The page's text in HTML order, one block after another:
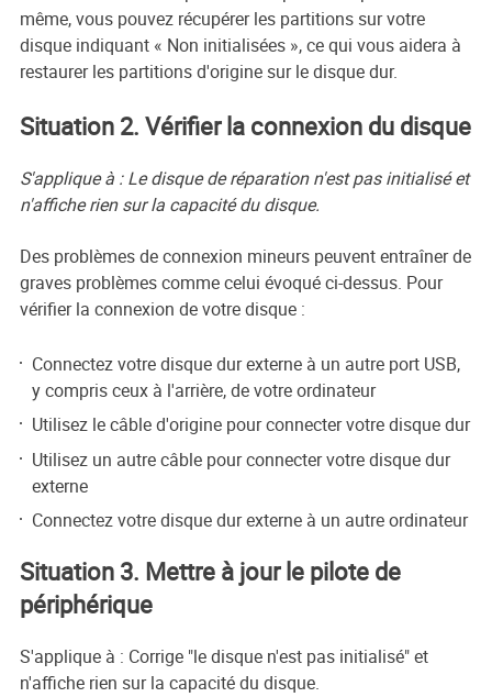
même, vous pouvez récupérer les partitions sur votre
disque indiquant « Non initialisées », ce qui vous aidera à
restaurer les partitions d'origine sur le disque dur.
Situation 2. Vérifier la connexion du disque
S'applique à : Le disque de réparation n'est pas initialisé et
n'affiche rien sur la capacité du disque.
Des problèmes de connexion mineurs peuvent entraîner de
graves problèmes comme celui évoqué ci-dessus. Pour
vérifier la connexion de votre disque :
Connectez votre disque dur externe à un autre port USB,
y compris ceux à l'arrière, de votre ordinateur
Utilisez le câble d'origine pour connecter votre disque dur
Utilisez un autre câble pour connecter votre disque dur
externe
Connectez votre disque dur externe à un autre ordinateur
Situation 3. Mettre à jour le pilote de
périphérique
S'applique à : Corrige "le disque n'est pas initialisé" et
n'affiche rien sur la capacité du disque.